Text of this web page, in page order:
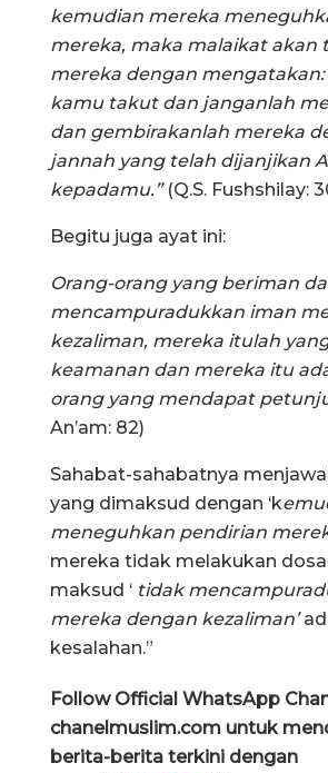
kemudian mereka
mereka, maka malaikat akan
mereka dengan mengatakan:
kamu takut dan janganlah
dan gembirakanlah mereka
jannah yang telah dijanjikan
kepadamu.”(Q.S. Fushshilay:
Begitu juga ayat ini:
Orang-orang yang beriman
mencampuradukkan iman
kezaliman, mereka itulah
keamanan dan mereka itu
orang yang mendapat
An’am: 82)
Sahabat-sahabatnya
yang dimaksud dengan ‘k
meneguhkan pendirian
mereka tidak melakukan
maksud ‘ tidak
mereka dengan kezaliman’
kesalahan.”
Follow Official WhatsApp
chanelmuslim.com untuk
berita-berita terkini dengan